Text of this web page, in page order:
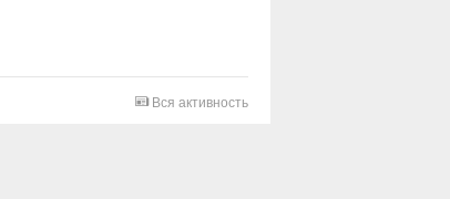
Вся активность